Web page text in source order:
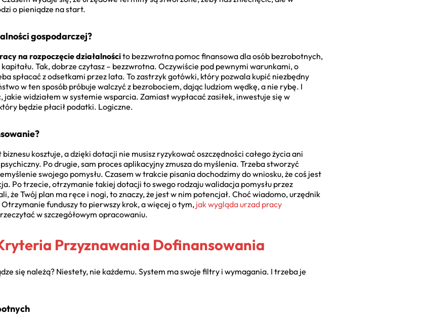
o pieniądze na start.
gospodarczej?
na rozpoczęcie działalnościto bezzwrotna pomoc finansowa dla osób bezrobotnych,
Tak, dobrze czytasz – bezzwrotna. Oczywiście pod pewnymi warunkami, o
spłacać z odsetkami przez lata. To zastrzyk gotówki, który pozwala kupić niezbędny
w ten sposób próbuje walczyć z bezrobociem, dając ludziom wędkę, a nie rybę. I
jakie widziałem w systemie wsparcia. Zamiast wypłacać zasiłek, inwestuje się w
będzie płacił podatki. Logiczne.
kosztuje, a dzięki dotacji nie musisz ryzykować oszczędności całego życia ani
Po drugie, sam proces aplikacyjny zmusza do myślenia. Trzeba stworzyć
swojego pomysłu. Czasem w trakcie pisania dochodzimy do wniosku, że coś jest
Po trzecie, otrzymanie takiej dotacji to swego rodzaju walidacja pomysłu przez
że Twój plan ma ręce i nogi, to znaczy, że jest w nim potencjał. Choć wiadomo, urzędnik
funduszy to pierwszy krok, a więcej o tym, jak wygląda urzad pracy
w szczegółowym opracowaniu.
Przyznawania Dofinansowania
się należą? Niestety, nie każdemu. System ma swoje filtry i wymagania. I trzeba je